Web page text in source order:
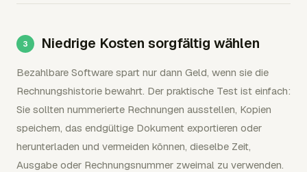
Niedrige Kosten sorgfältig wählen
Bezahlbare Software spart nur dann Geld, wenn sie die
Rechnungshistorie bewahrt. Der praktische Test ist einfach:
Sie sollten nummerierte Rechnungen ausstellen, Kopien
speichern, das endgültige Dokument exportieren oder
herunterladen und vermeiden können, dieselbe Zeit,
Ausgabe oder Rechnungsnummer zweimal zu verwenden.